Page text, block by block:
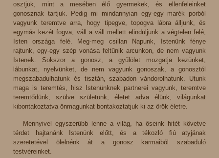
osztjuk, mint a mesében élő gyermekek, és ellenfeleinket
gonosznak tartjuk. Pedig mi mindannyian egy-egy marék porból
vagyunk teremtve arra, hogy tipegve, topogva lábra álljunk, és
egymás kezét fogva, váll a váll mellett elinduljunk a végtelen felé,
Isten országa felé. Meg-meg csillan Napunk, Istenünk fénye
rajtunk, egy-egy szép vonása feltűnik arcunkon, de nem vagyunk
Istenek. Sokszor a gonosz, a gyűlölet mozgatja kezünket,
lábunkat, nyelvünket, de nem vagyunk gonoszak, a gonosztól
megszabadulhatunk és tisztán, szabadon vándorolhatunk. Utunk
maga is teremtés, hisz Istenünknek partnerei vagyunk, teremtve
teremtődünk, szülve születünk, életet adva élünk, világunkat
kibontakoztatva önmagunkat bontakoztatjuk ki az örök életre.
Mennyivel egyszerűbb lenne a világ, ha őseink hitét követve
térdet hajtanánk Istenünk előtt, és a tékozló fiú atyjának
szeretetével ölelnénk át a gonosz karmaiból szabaduló
testvéreinket.